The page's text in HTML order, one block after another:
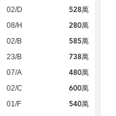
02/D 528萬
08/H 280萬
02/B 585萬
23/B 738萬
07/A 480萬
02/C 600萬
01/F 540萬